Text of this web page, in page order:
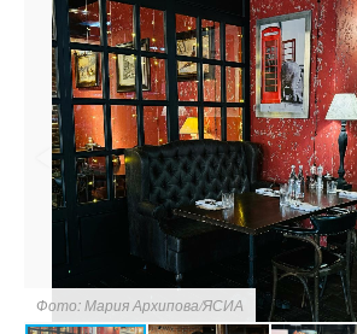
Фото: Мария Архипова/ЯСИА